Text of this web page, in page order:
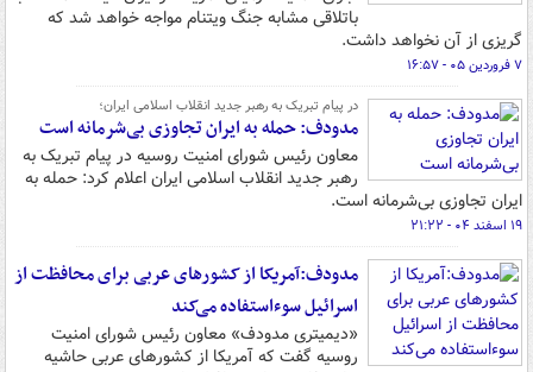
باتلاقی مشابه جنگ ویتنام مواجه خواهد شد که
گریزی از آن نخواهد داشت.
۷ فروردین ۰۵ - ۱۶:۵۷
در پیام تبریک به رهبر جدید انقلاب اسلامی ایران؛
مدودف: حمله به ایران تجاوزی بی‌شرمانه است
معاون رئیس شورای امنیت روسیه در پیام تبریک به
رهبر جدید انقلاب اسلامی ایران اعلام کرد: حمله به
ایران تجاوزی بی‌شرمانه است.
۱۹ اسفند ۰۴ - ۲۱:۲۲
مدودف:آمریکا از کشورهای عربی برای محافظت از
اسرائیل سوء‌استفاده می‌کند
«دیمیتری مدودف» معاون رئیس شورای امنیت
روسیه گفت که آمریکا از کشورهای عربی حاشیه